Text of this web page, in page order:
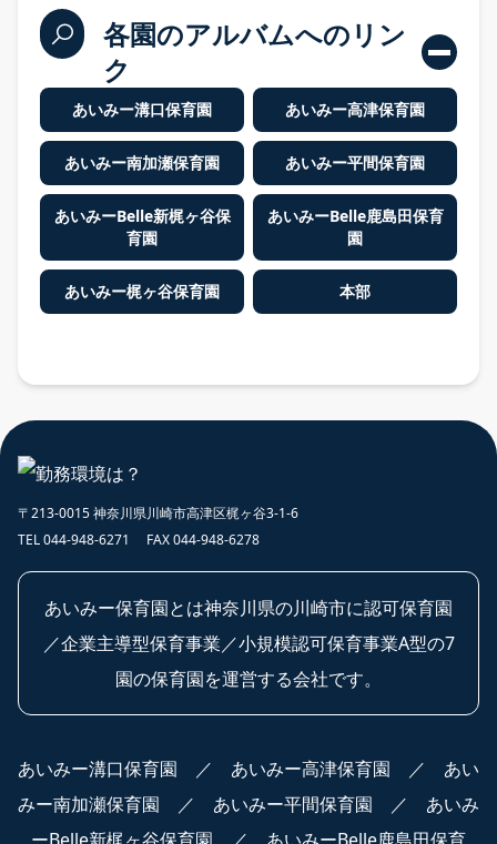
入園案内
問い合わせ
プライバシーポリシー
各園のアルバムへのリン
ク
あいみー溝口保育園 あいみー高津保育園
あいみー南加瀬保育園 あいみー平間保育園
あいみーBelle新梶ヶ谷保
育園
あいみーBelle鹿島田保育
園
あいみー梶ヶ谷保育園 本部
〒213-0015 神奈川県川崎市高津区梶ヶ谷3-1-6
TEL 044-948-6271 FAX 044-948-6278
あいみー保育園とは神奈川県の川崎市に認可保育園
／企業主導型保育事業／小規模認可保育事業A型の7
園の保育園を運営する会社です。
あいみー溝口保育園 ／ あいみー高津保育園 ／ あい
みー南加瀬保育園 ／ あいみー平間保育園 ／ あいみ